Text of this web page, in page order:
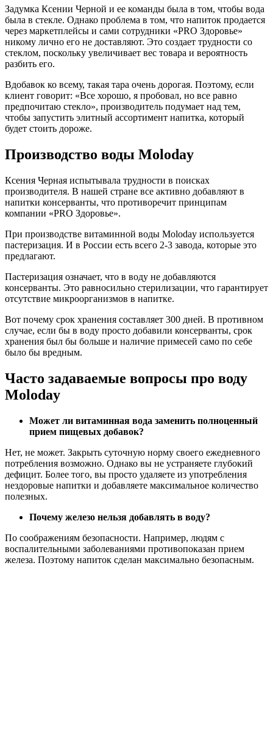
Задумка Ксении Черной и ее команды была в том, чтобы вода
была в стекле. Однако проблема в том, что напиток продается
через маркетплейсы и сами сотрудники «PRO Здоровье»
никому лично его не доставляют. Это создает трудности со
стеклом, поскольку увеличивает вес товара и вероятность
разбить его.
Вдобавок ко всему, такая тара очень дорогая. Поэтому, если
клиент говорит: «Все хорошо, я пробовал, но все равно
предпочитаю стекло», производитель подумает над тем,
чтобы запустить элитный ассортимент напитка, который
будет стоить дороже.
Производство воды Moloday
Ксения Черная испытывала трудности в поисках
производителя. В нашей стране все активно добавляют в
напитки консерванты, что противоречит принципам
компании «PRO Здоровье».
При производстве витаминной воды Moloday используется
пастеризация. И в России есть всего 2-3 завода, которые это
предлагают.
Пастеризация означает, что в воду не добавляются
консерванты. Это равносильно стерилизации, что гарантирует
отсутствие микроорганизмов в напитке.
Вот почему срок хранения составляет 300 дней. В противном
случае, если бы в воду просто добавили консерванты, срок
хранения был бы больше и наличие примесей само по себе
было бы вредным.
Часто задаваемые вопросы про воду
Moloday
Может ли витаминная вода заменить полноценный
прием пищевых добавок?
Нет, не может. Закрыть суточную норму своего ежедневного
потребления возможно. Однако вы не устраняете глубокий
дефицит. Более того, вы просто удаляете из употребления
нездоровые напитки и добавляете максимальное количество
полезных.
Почему железо нельзя добавлять в воду?
По соображениям безопасности. Например, людям с
воспалительными заболеваниями противопоказан прием
железа. Поэтому напиток сделан максимально безопасным.